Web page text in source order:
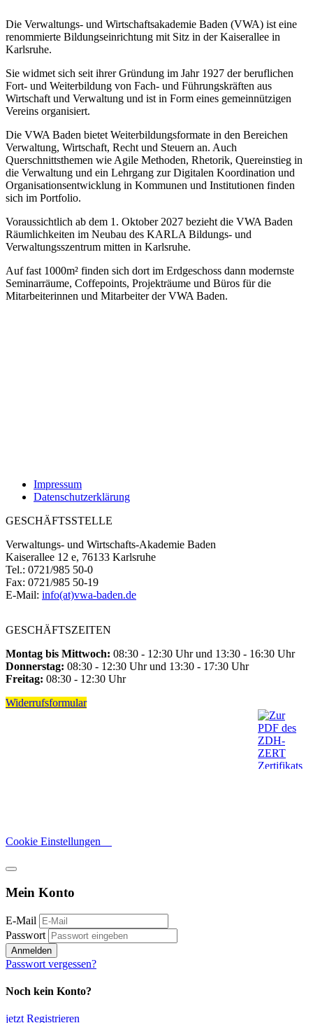
Die Verwaltungs- und Wirtschaftsakademie Baden (VWA) ist eine
renommierte Bildungseinrichtung mit Sitz in der Kaiserallee in
Karlsruhe.
Sie widmet sich seit ihrer Gründung im Jahr 1927 der beruflichen
Fort- und Weiterbildung von Fach- und Führungskräften aus
Wirtschaft und Verwaltung und ist in Form eines gemeinnützigen
Vereins organisiert.
Die VWA Baden bietet Weiterbildungsformate in den Bereichen
Verwaltung, Wirtschaft, Recht und Steuern an. Auch
Querschnittsthemen wie Agile Methoden, Rhetorik, Quereinstieg in
die Verwaltung und ein Lehrgang zur Digitalen Koordination und
Organisationsentwicklung in Kommunen und Institutionen finden
sich im Portfolio.
Voraussichtlich ab dem 1. Oktober 2027 bezieht die VWA Baden
Räumlichkeiten im Neubau des KARLA Bildungs- und
Verwaltungsszentrum mitten in Karlsruhe.
Auf fast 1000m² finden sich dort im Erdgeschoss dann modernste
Seminarräume, Coffepoints, Projekträume und Büros für die
Mitarbeiterinnen und Mitarbeiter der VWA Baden.
Impressum
Datenschutzerklärung
GESCHÄFTSSTELLE
Verwaltungs- und Wirtschafts-Akademie Baden
Kaiserallee 12 e, 76133 Karlsruhe
Tel.: 0721/985 50-0
Fax: 0721/985 50-19
E-Mail: info(at)vwa-baden.de
GESCHÄFTSZEITEN
Montag bis Mittwoch: 08:30 - 12:30 Uhr und 13:30 - 16:30 Uhr
Donnerstag: 08:30 - 12:30 Uhr und 13:30 - 17:30 Uhr
Freitag: 08:30 - 12:30 Uhr
Widerrufsformular
Cookie Einstellungen
Mein Konto
E-Mail
Passwort
Anmelden
Passwort vergessen?
Noch kein Konto?
jetzt Registrieren